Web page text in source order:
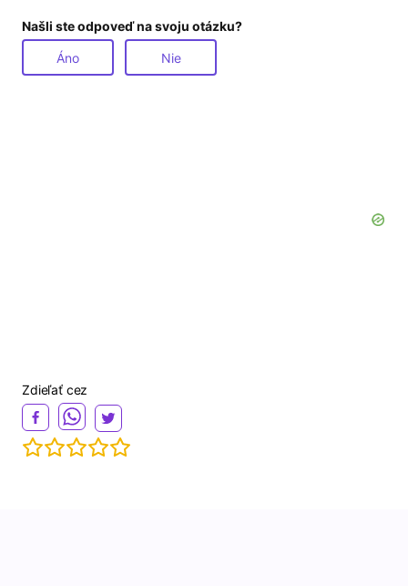
Našli ste odpoveď na svoju otázku?
Áno Nie
Zdieľať cez